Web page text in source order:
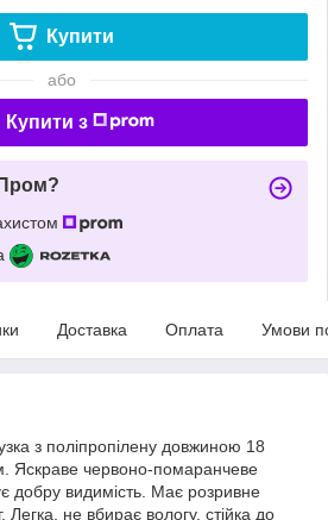
Купити
або
Купити з
Доставка Оплата Умови
з поліпропілену довжиною 18
Яскраве червоно-помаранчеве
добру видимість. Має розривне
не вбирає вологу, стійка до